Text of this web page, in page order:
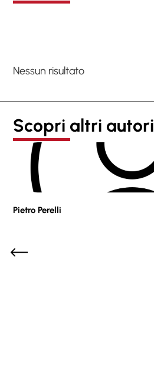
Nessun risultato
Scopri altri autori
Pietro Perelli